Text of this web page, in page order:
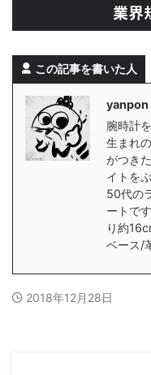
業界
この記事を書いた人
yanpon
腕時計
生まれ
がつき
イトを
50代の
ートで
り約
ベース/
2018年12月28日